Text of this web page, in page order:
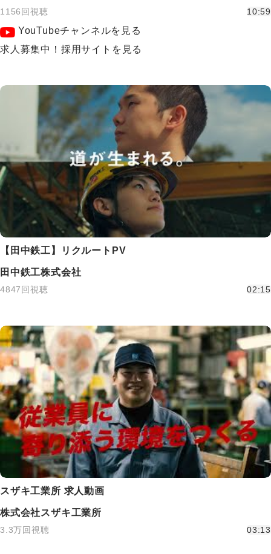
1156回視聴 10:59
YouTubeチャンネルを見る
求人募集中！採用サイトを見る
【田中鉄工】リクルートPV
田中鉄工株式会社
4847回視聴 02:15
スザキ工業所 求人動画
株式会社スザキ工業所
3.3万回視聴 03:13